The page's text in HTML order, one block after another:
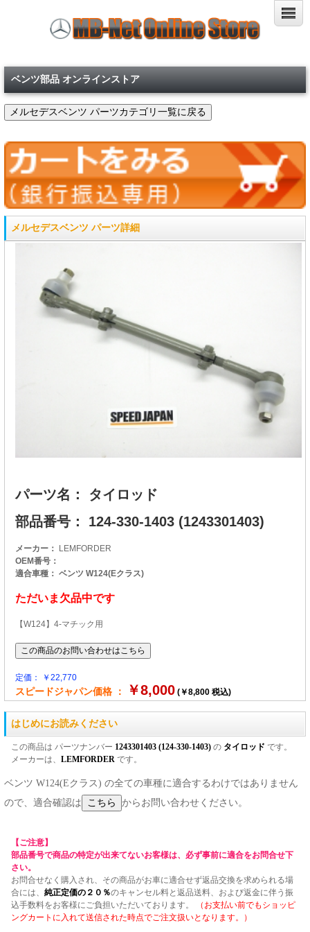
ベンツ部品 オンラインストア
メルセデスベンツ パーツ詳細
パーツ名： タイロッド
部品番号： 124-330-1403 (1243301403)
メーカー：
LEMFORDER
OEM番号：
適合車種： ベンツ W124(Eクラス)
ただいま欠品中です
【W124】4-マチック用
定価： ￥22,770
スピードジャパン価格 ： ￥8,000 (￥8,800 税込)
はじめにお読みください
この商品は パーツナンバー 1243301403 (124-330-1403) の タイロッド です。
メーカーは、 LEMFORDER です。
ベンツ W124(Eクラス) の全ての車種に適合するわけではありません
ので、適合確認は
からお問い合わせください。
【ご注意】
部品番号で商品の特定が出来てないお客様は、必ず事前に適合をお問合せ下
さい。
お問合せなく購入され、その商品がお車に適合せず返品交換を求められる場
合には、 純正定価の２０％のキャンセル料と返品送料、および返金に伴う振
込手数料をお客様にご負担いただいております。
（お支払い前でもショッピ
ングカートに入れて送信された時点でご注文扱いとなります。）